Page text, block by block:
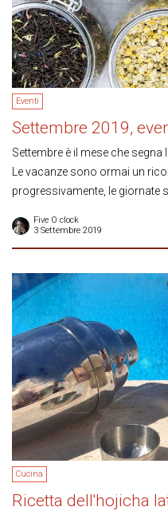
Eventi
Settembre 2019,
Settembre è il mese che
Le vacanze sono ormai un
progressivamente, le giornate
Five O clock
3 Settembre 2019
Cucina
Ricetta dell'hojicha